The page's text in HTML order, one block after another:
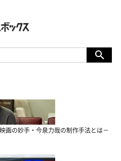
画の妙手・今泉力哉の制作手法とは－